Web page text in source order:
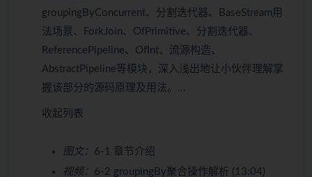
groupingByConcurrent、分割迭代器、BaseStream用
法场景、ForkJoin、OfPrimitive、分割迭代器、
ReferencePipeline、OfInt、流源构造、
AbstractPipeline等模块，深入浅出地让小伙伴理解掌
握该部分的源码原理及用法。…
收起列表
图文： 6-1 章节介绍
视频： 6-2 groupingBy聚合操作解析 (13:04)